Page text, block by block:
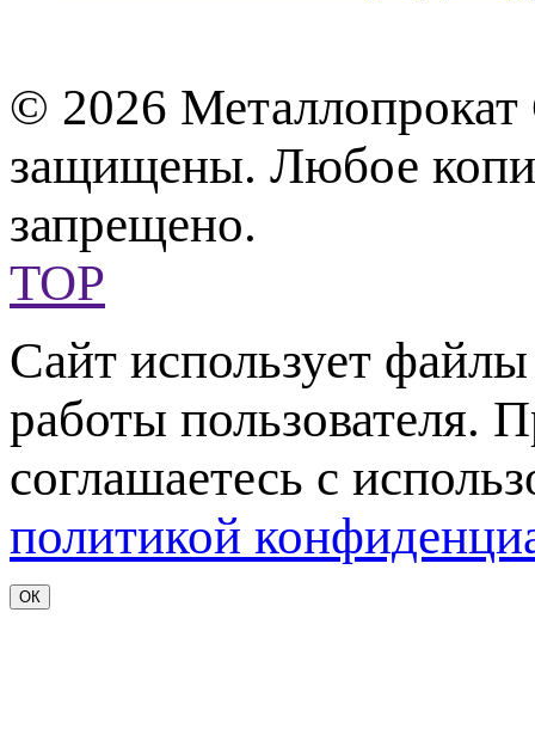
© 2026
защищены. Любое
запрещено.
TOP
Сайт использует
работы пользователя.
соглашаетесь с
политикой
ОК